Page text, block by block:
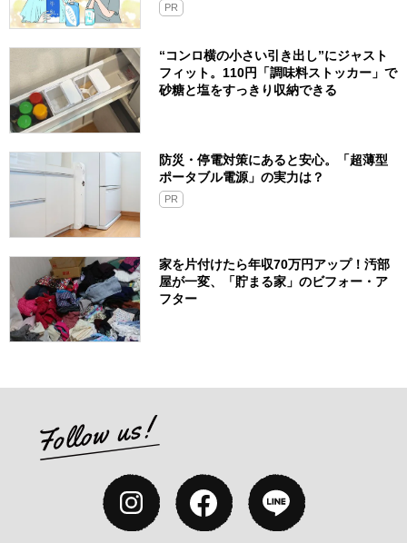
PR
“コンロ横の小さい引き出し”にジャスト
フィット。110円「調味料ストッカー」で
砂糖と塩をすっきり収納できる
防災・停電対策にあると安心。「超薄型
ポータブル電源」の実力は？​
PR
家を片付けたら年収70万円アップ！汚部
屋が一変、「貯まる家」のビフォー・ア
フター